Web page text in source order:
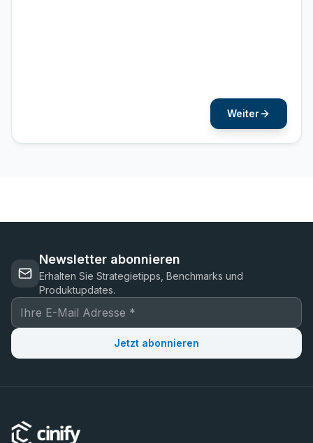
Weiter
Newsletter abonnieren
Erhalten Sie Strategietipps, Benchmarks und
Produktupdates.
Jetzt abonnieren